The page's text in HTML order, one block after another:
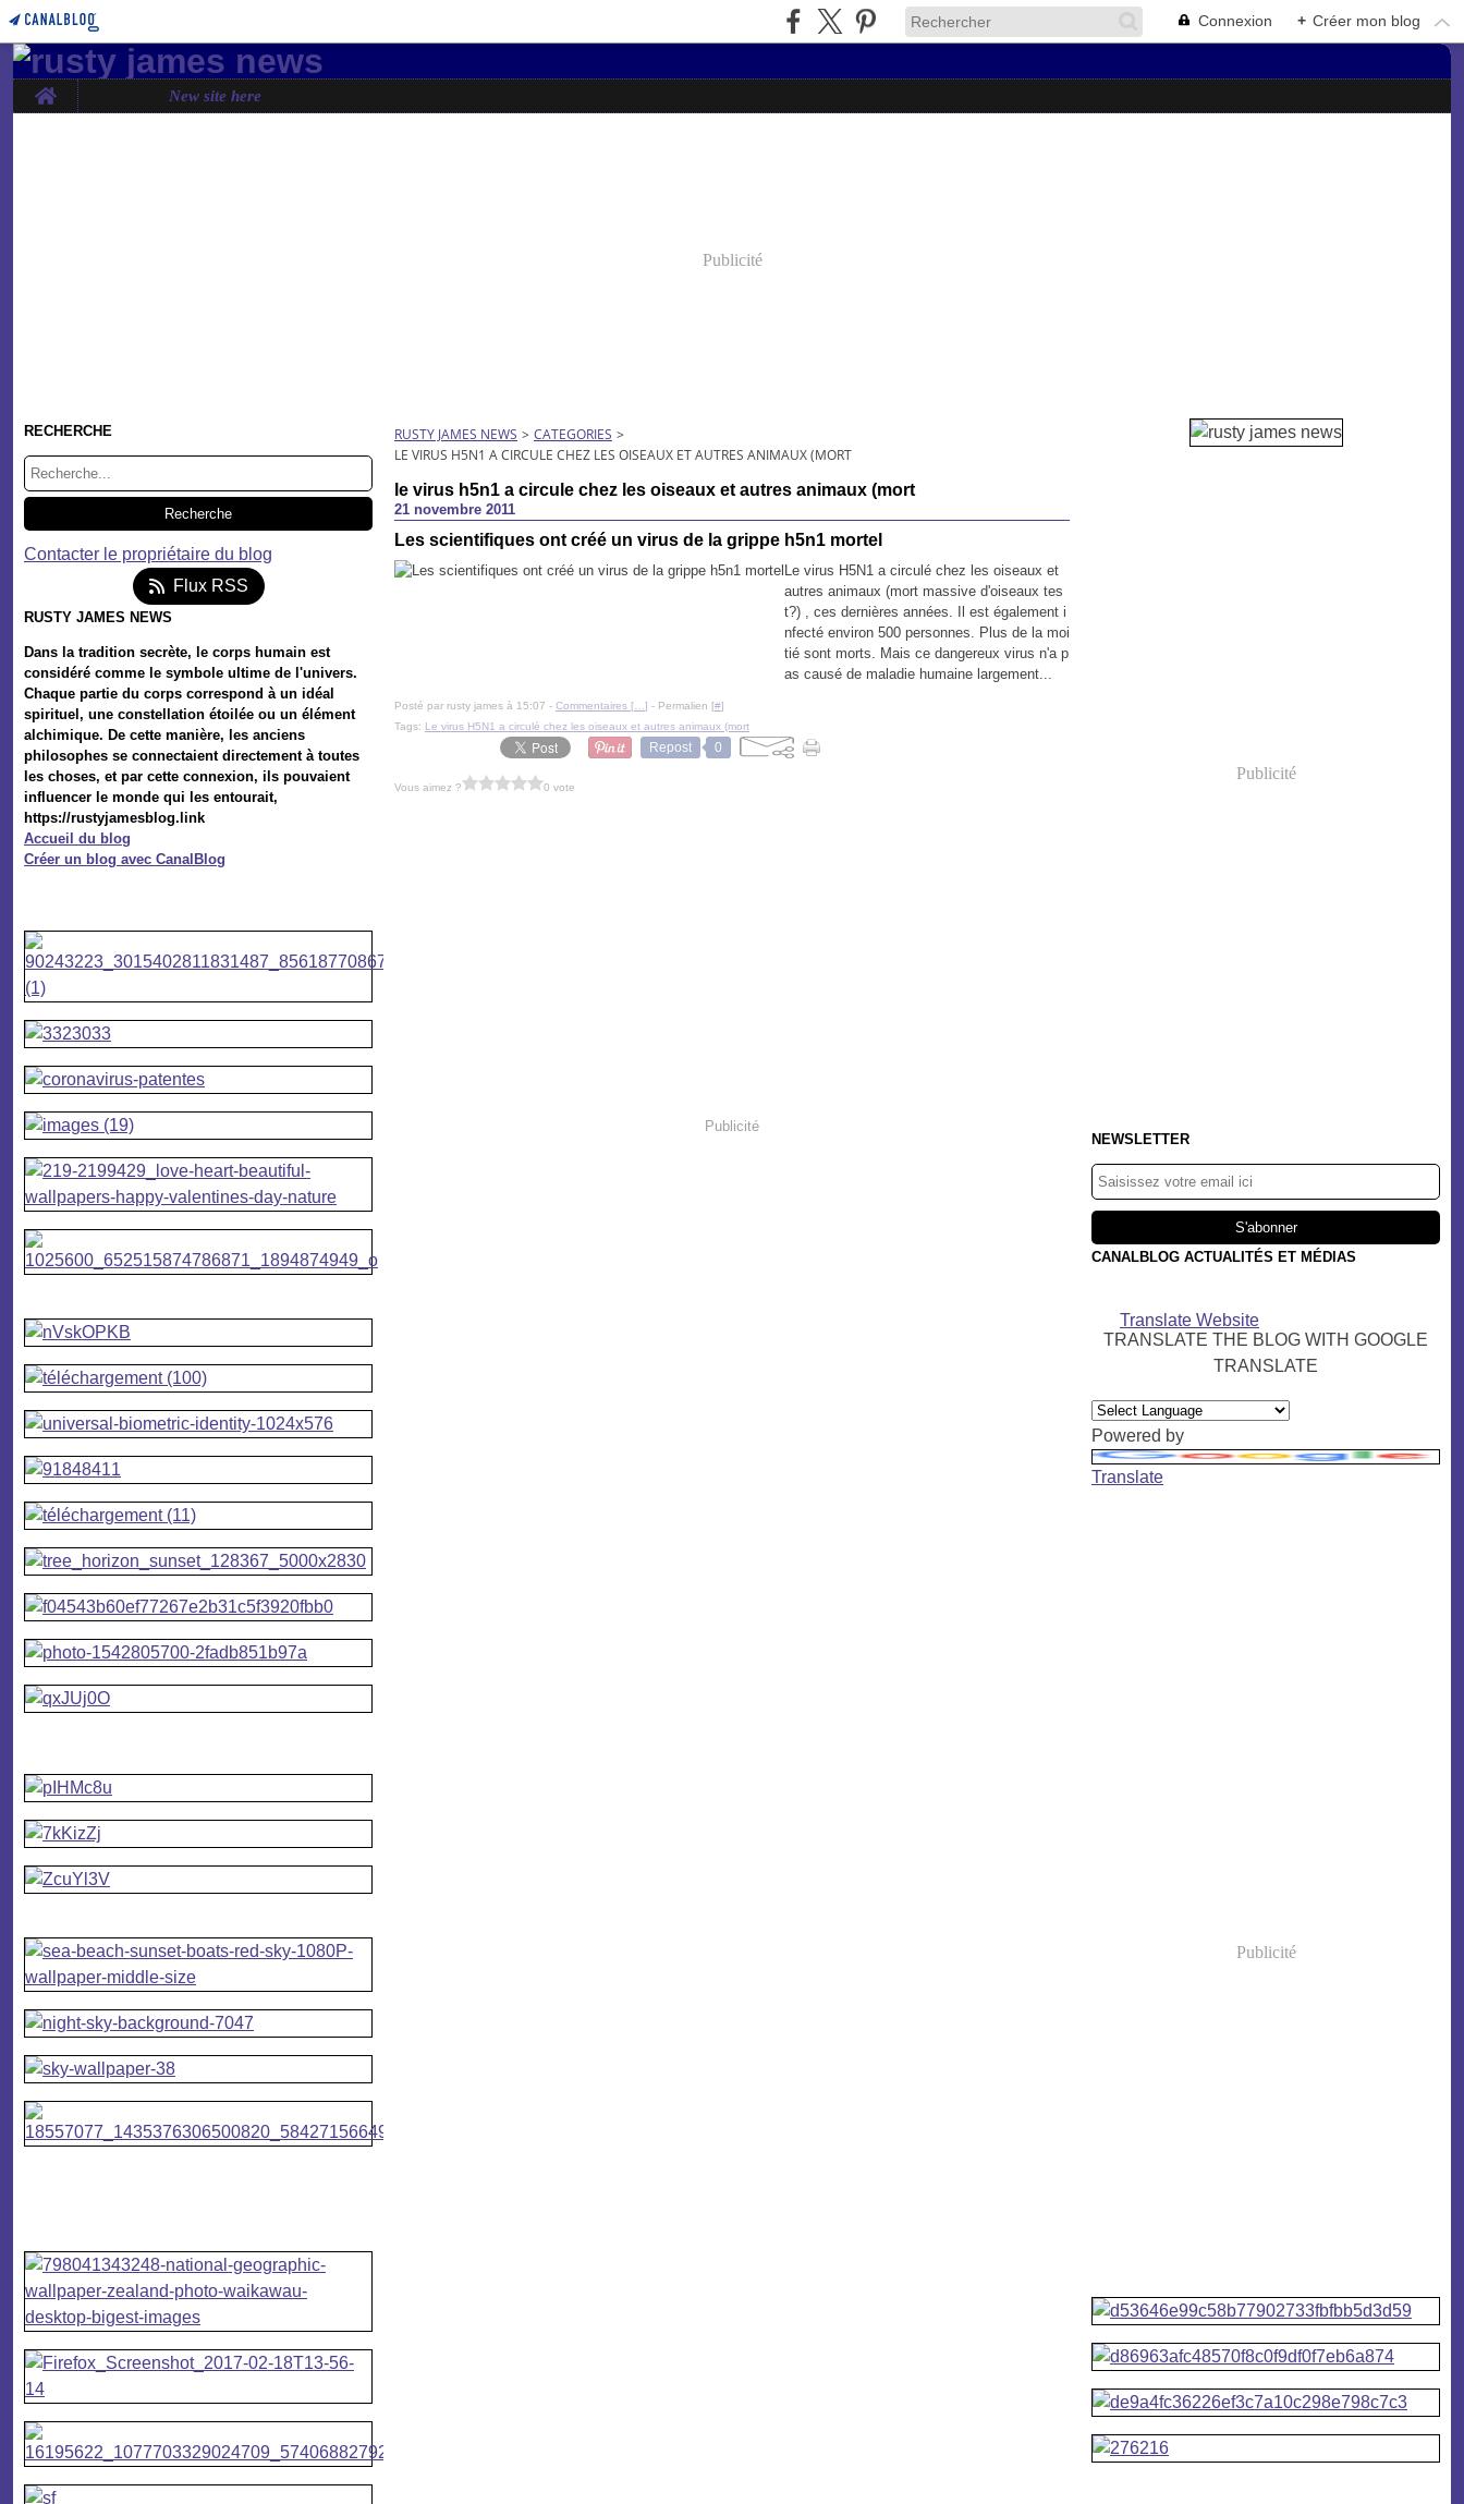
Connexion + Créer mon blog
Home New site here
Publicité
RECHERCHE
Contacter le propriétaire du blog
Flux RSS
RUSTY JAMES NEWS
Dans la tradition secrète, le corps humain est
considéré comme le symbole ultime de l'univers.
Chaque partie du corps correspond à un idéal
spirituel, une constellation étoilée ou un élément
alchimique. De cette manière, les anciens
philosophes se connectaient directement à toutes
les choses, et par cette connexion, ils pouvaient
influencer le monde qui les entourait,
https://rustyjamesblog.link
Accueil du blog
Créer un blog avec CanalBlog
RUSTY JAMES NEWS > CATEGORIES >
LE VIRUS H5N1 A CIRCULE CHEZ LES OISEAUX ET AUTRES ANIMAUX (MORT
le virus h5n1 a circule chez les oiseaux et autres animaux (mort
21 novembre 2011
Les scientifiques ont créé un virus de la grippe h5n1 mortel
Le virus H5N1 a circulé chez les oiseaux et
autres animaux (mort massive d'oiseaux tes
t?) , ces dernières années. Il est également i
nfecté environ 500 personnes. Plus de la moi
tié sont morts. Mais ce dangereux virus n'a p
as causé de maladie humaine largement...
Posté par rusty james à 15:07 - Commentaires [ ] - Permalien [#]
Tags: Le virus H5N1 a circulé chez les oiseaux et autres animaux (mort
Repost 0
Vous aimez ? 0 vote
Publicité
Publicité
NEWSLETTER
CANALBLOG ACTUALITÉS ET MÉDIAS
Translate Website
TRANSLATE THE BLOG WITH GOOGLE
TRANSLATE
Powered by
Translate
Publicité